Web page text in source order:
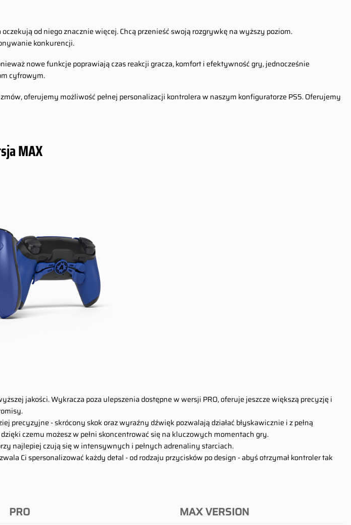
od niego znacznie więcej. Chcą przenieść swoją rozgrywkę na wyższy poziom.
konkurencji.
nowe funkcje poprawiają czas reakcji gracza, komfort i efektywność gry, jednocześnie
cyfrowym.
oferujemy możliwość pełnej personalizacji kontrolera w naszym konfiguratorze PS5. Oferujemy
MAX
jakości. Wykracza poza ulepszenia dostępne w wersji PRO, oferuje jeszcze większą precyzję i
precyzyjne - skrócony skok oraz wyraźny dźwięk pozwalają działać błyskawicznie i z pełną
czemu możesz w pełni skoncentrować się na kluczowych momentach gry.
najlepiej czują się w intensywnych i pełnych adrenaliny starciach.
Ci spersonalizować każdy detal - od rodzaju przycisków po design - abyś otrzymał kontroler tak
PRO MAX VERSION